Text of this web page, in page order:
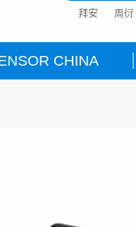
拜安 周衍
CHINA